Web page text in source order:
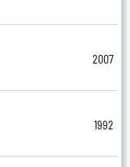
2007
1992